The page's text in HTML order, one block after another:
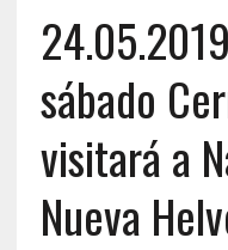
sábado
visitará a
Nueva